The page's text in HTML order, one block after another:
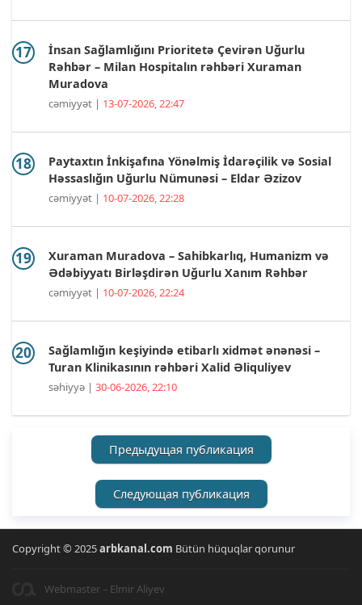
İnsan Sağlamlığını Prioritetə Çevirən Uğurlu
Rəhbər – Milan Hospitalın rəhbəri Xuraman
Muradova
cəmiyyət | 13-07-2026, 22:47
Paytaxtın İnkişafına Yönəlmiş İdarəçilik və Sosial
Həssaslığın Uğurlu Nümunəsi – Eldar Əzizov
cəmiyyət | 10-07-2026, 22:28
Xuraman Muradova – Sahibkarlıq, Humanizm və
Ədəbiyyatı Birləşdirən Uğurlu Xanım Rəhbər
cəmiyyət | 10-07-2026, 22:24
Sağlamlığın keşiyində etibarlı xidmət ənənəsi –
Turan Klinikasının rəhbəri Xalid Əliquliyev
səhiyyə | 30-06-2026, 22:10
Предыдущая публикация
Следующая публикация
Copyright © 2025arbkanal.com Bütün hüquqlar qorunur
Webmaster – Elmir Aliyev